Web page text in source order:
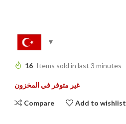
16 Items sold in last 3 minutes
غير متوفر في المخزون
Compare Add to wishlist